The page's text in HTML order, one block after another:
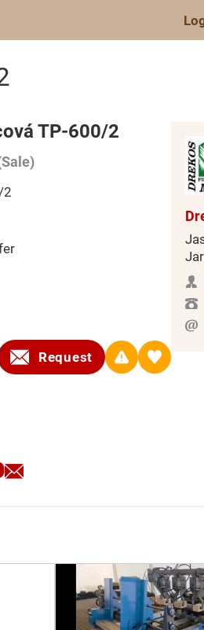
TP-600/2
2
Request